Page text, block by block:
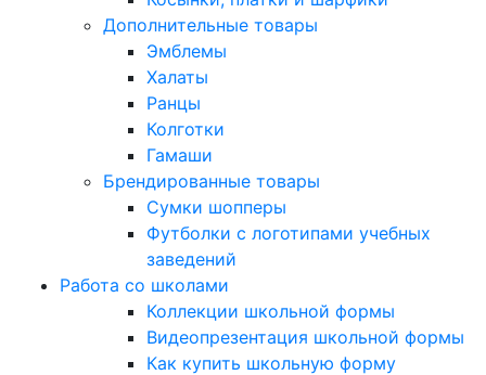
Дополнительные товары
Эмблемы
Халаты
Ранцы
Колготки
Гамаши
Брендированные товары
Сумки шопперы
Футболки с логотипами учебных
заведений
Работа со школами
Коллекции школьной формы
Видеопрезентация школьной формы
Как купить школьную форму